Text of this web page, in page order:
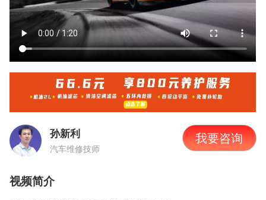
孙新利
汽车维修技师
我要咨询
视频简介